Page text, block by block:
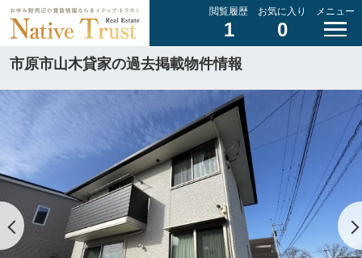
閲覧履歴
1
お気に入り
0
メニュー
市原市山木貸家の過去掲載物件情報